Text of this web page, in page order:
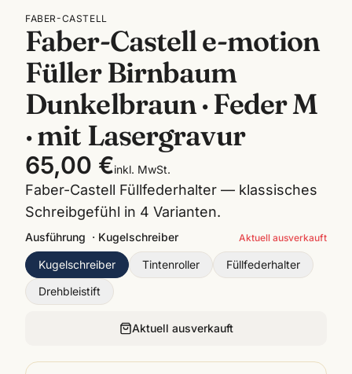
FABER-CASTELL
Faber-Castell e-motion
Füller Birnbaum
Dunkelbraun · Feder M
· mit Lasergravur
65,00 €inkl. MwSt.
Faber-Castell Füllfederhalter — klassisches
Schreibgefühl in 4 Varianten.
Ausführung · Kugelschreiber Aktuell ausverkauft
Kugelschreiber Tintenroller
Füllfederhalter
Drehbleistift
Aktuell ausverkauft